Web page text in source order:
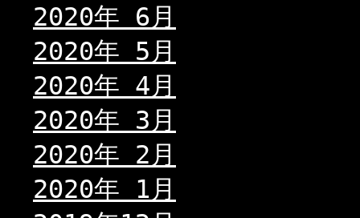
2020年 6月
2020年 5月
2020年 4月
2020年 3月
2020年 2月
2020年 1月